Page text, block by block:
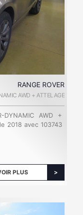
RANGE ROVER
AWD + ATTELAGE
DYNAMIC AWD +
2018 avec 103743
PLUS